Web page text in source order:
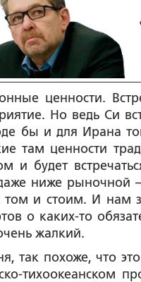
ценности.
Но ведь Си
бы и для Ирана
там ценности
и будет
ниже рыночной
и стоим. И нам
о каких-то
жалкий.
так похоже, что
тихоокеанском